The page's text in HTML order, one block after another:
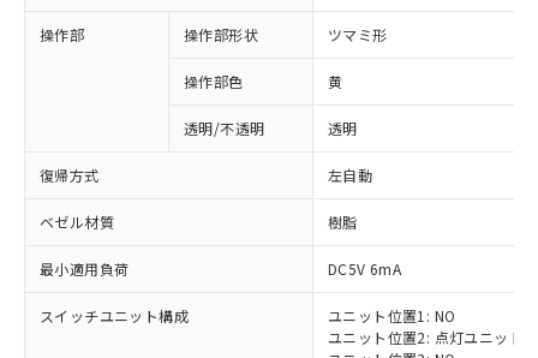
操作部 操作部形状 ツマミ形
操作部色 黄
透明/不透明 透明
復帰方式 左自動
ベゼル材質 樹脂
最小適用負荷 DC5V 6mA
スイッチユニット構成
ユニット位置1: NO
ユニット位置2: 点灯ユニット